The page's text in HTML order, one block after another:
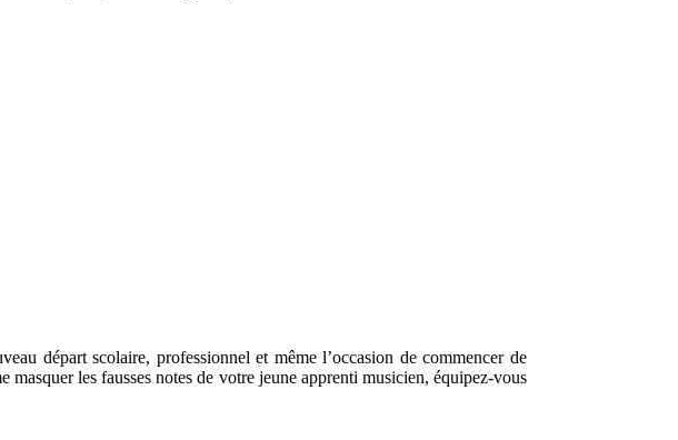
départ scolaire, professionnel et même l’occasion de commencer de
les fausses notes de votre jeune apprenti musicien, équipez-vous